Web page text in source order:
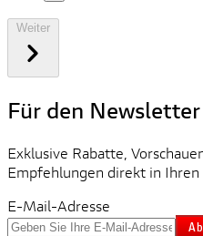
Für den
Exklusive Rabatte,
Empfehlungen direkt in Ihren
E-Mail-Adresse